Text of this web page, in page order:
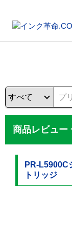
商品レビュー
PR-L5900C
トリッジ